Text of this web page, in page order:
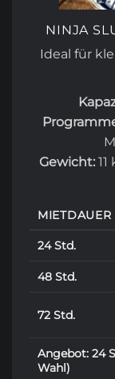
NINJA
Ideal für
Gewicht: 11
MIETDAUER
24 Std.
48 Std.
72 Std.
Angebot: 24
Wahl)